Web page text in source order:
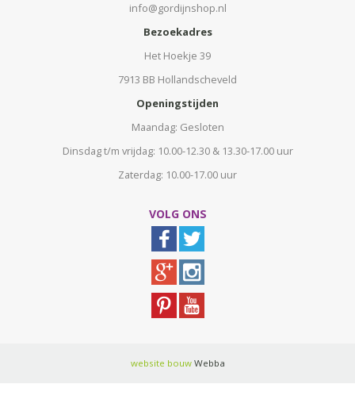
info@gordijnshop.nl
Bezoekadres
Het Hoekje 39
7913 BB Hollandscheveld
Openingstijden
Maandag: Gesloten
Dinsdag t/m vrijdag: 10.00-12.30 & 13.30-17.00 uur
Zaterdag: 10.00-17.00 uur
VOLG ONS
website bouwWebba